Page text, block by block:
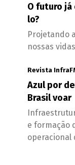
O futuro já
lo?
Projetando
nossas vidas
Revista
Azul por
Brasil voar
e formação
operacional